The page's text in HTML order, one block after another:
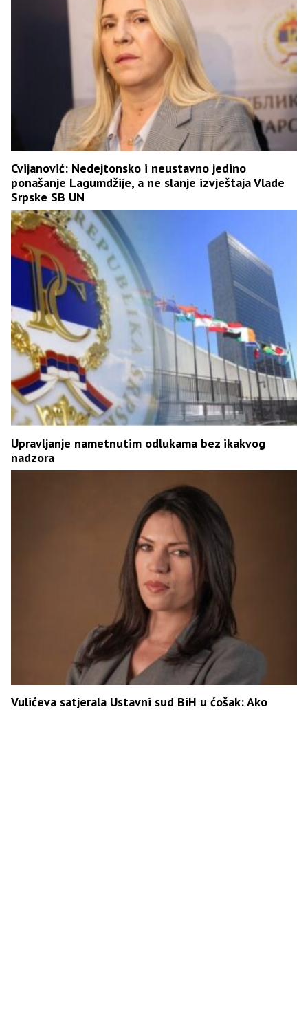
Cvijanović: Nedejtonsko i neustavno jedino
ponašanje Lagumdžije, a ne slanje izvještaja Vlade
Srpske SB UN
Upravljanje nametnutim odlukama bez ikakvog
nadzora
Vulićeva satjerala Ustavni sud BiH u ćošak: Ako